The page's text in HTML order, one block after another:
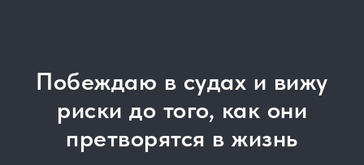
Побеждаю в судах и вижу
риски до того, как они
претворятся в жизнь